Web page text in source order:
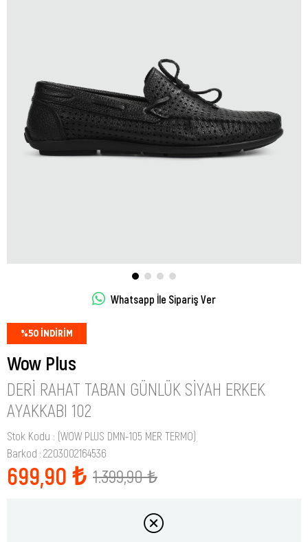
Whatsapp İle Sipariş Ver
%50 İNDIRIM
Wow Plus
DERI RAHAT TABAN GÜNLÜK SIYAH ERKEK
AYAKKABI 102
Stok Kodu
(WOW PLUS DMN-105 MER TERMO)
Barkod : 2203002164536
1.399,90 ₺
699,90 ₺